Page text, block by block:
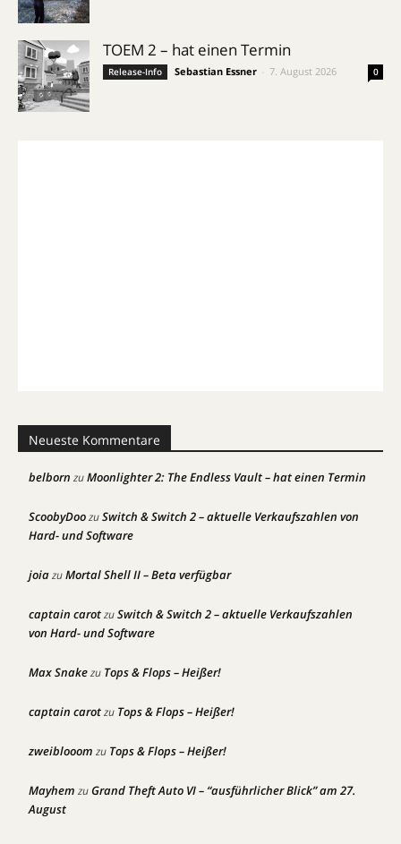
TOEM 2 – hat einen Termin
Release-Info Sebastian Essner 7. August 2026 0
Neueste Kommentare
belborn zuMoonlighter 2: The Endless Vault – hat einen Termin
ScoobyDoozuSwitch & Switch 2 – aktuelle Verkaufszahlen von
Hard- und Software
joiazuMortal Shell II – Beta verfügbar
captain carotzuSwitch & Switch 2 – aktuelle Verkaufszahlen
von Hard- und Software
Max Snakezu Tops & Flops – Heißer!
captain carotzu Tops & Flops – Heißer!
zweiblooom zu Tops & Flops – Heißer!
Mayhem zuGrand Theft Auto VI – “ausführlicher Blick” am 27.
August